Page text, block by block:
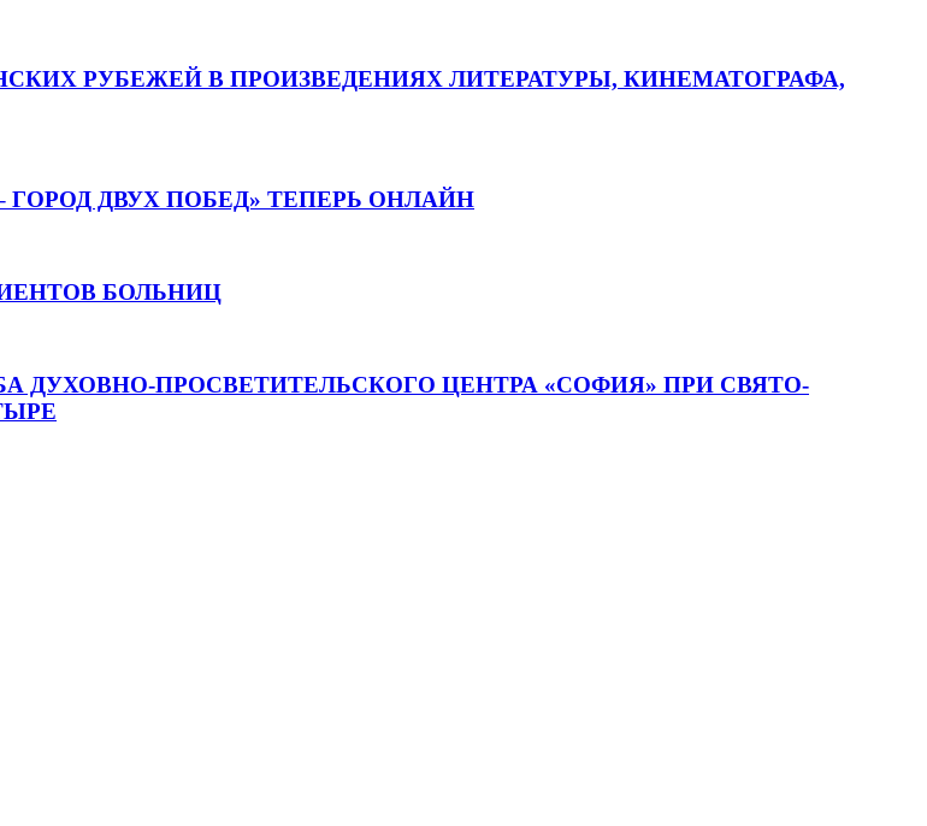
РУБЕЖЕЙ В ПРОИЗВЕДЕНИЯХ ЛИТЕРАТУРЫ, КИНЕМАТОГРАФА,
ДВУХ ПОБЕД» ТЕПЕРЬ ОНЛАЙН
БОЛЬНИЦ
ПРОСВЕТИТЕЛЬСКОГО ЦЕНТРА «СОФИЯ» ПРИ СВЯТО-